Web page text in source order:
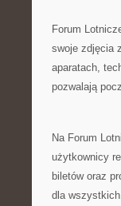
Forum
swoje zdjęcia
aparatach,
pozwalają
Na Forum
użytkownicy
biletów oraz
dla